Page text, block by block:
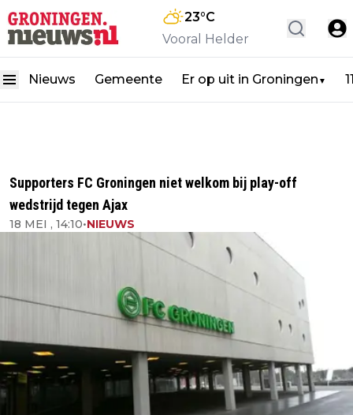
23°C
Vooral Helder
Nieuws Gemeente Er op uit in Groningen ▼
Supporters FC Groningen niet welkom bij play-off
wedstrijd tegen Ajax
18 MEI , 14:10•NIEUWS